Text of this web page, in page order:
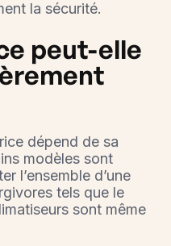
la sécurité.
peut-elle
dépend de sa
modèles sont
l’ensemble d’une
tels que le
sont même